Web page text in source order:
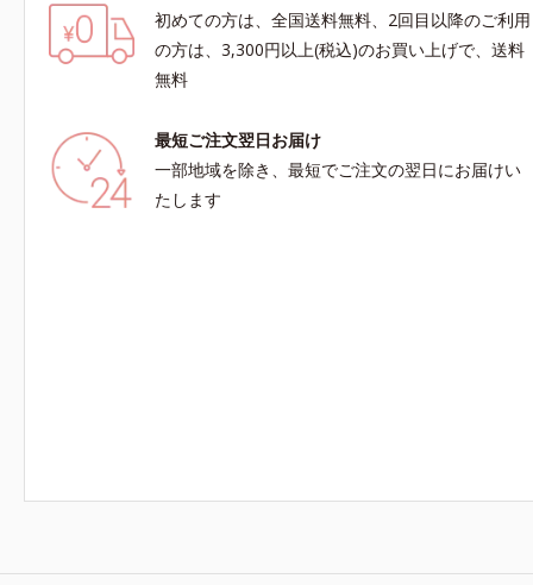
初めての方は、全国送料無料、2回目以降のご利用
の方は、3,300円以上(税込)のお買い上げで、送料
無料
最短ご注文翌日お届け
一部地域を除き、最短でご注文の翌日にお届けい
たします